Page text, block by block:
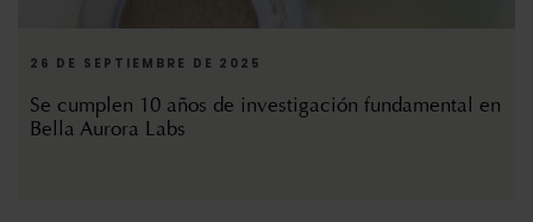
26 DE SEPTIEMBRE DE 2025
Se cumplen 10 años de investigación fundamental en
Bella Aurora Labs